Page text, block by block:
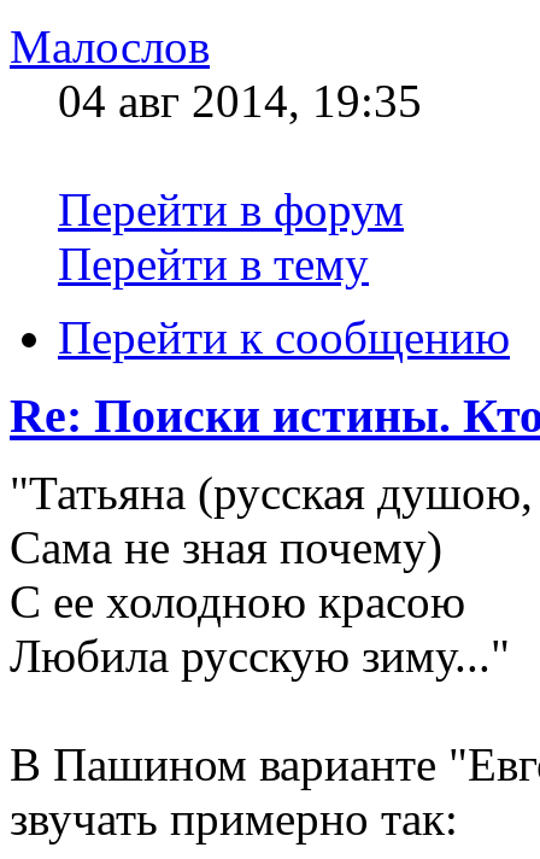
Малослов
04 авг 2014, 19:35
Перейти в форум
Перейти в тему
Перейти к сообщению
Re: Поиски истины.
"Татьяна (русская душою,
Сама не зная почему)
С ее холодною красою
Любила русскую зиму..."
В Пашином варианте
звучать примерно так: